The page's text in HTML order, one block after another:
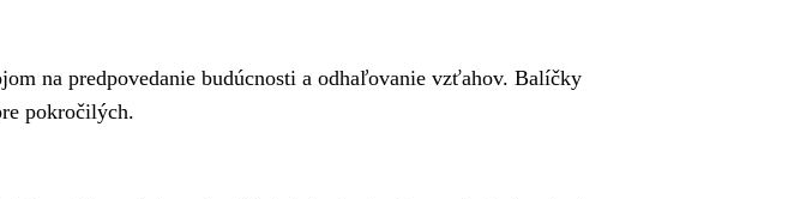
na predpovedanie budúcnosti a odhaľovanie vzťahov. Balíčky
pokročilých.